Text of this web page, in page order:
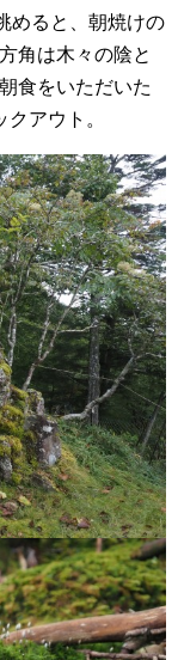
めると、朝焼けの
角は木々の陰と
食をいただいた
アウト。